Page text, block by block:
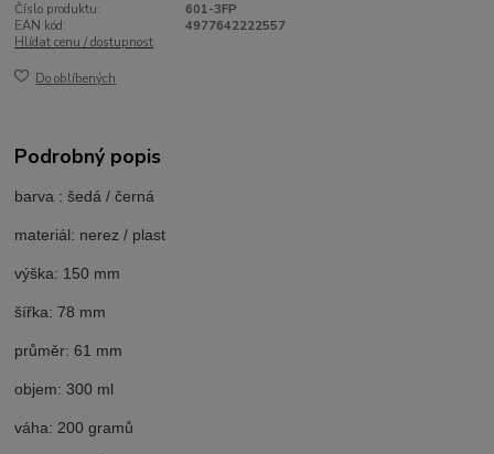
Číslo produktu:
601-3FP
EAN kód:
4977642222557
Hlídat cenu / dostupnost
Do oblíbených
Podrobný popis
barva : šedá / černá
materiál: nerez / plast
výška: 150 mm
šířka: 78 mm
průměr: 61 mm
objem: 300 ml
váha: 200 gramů